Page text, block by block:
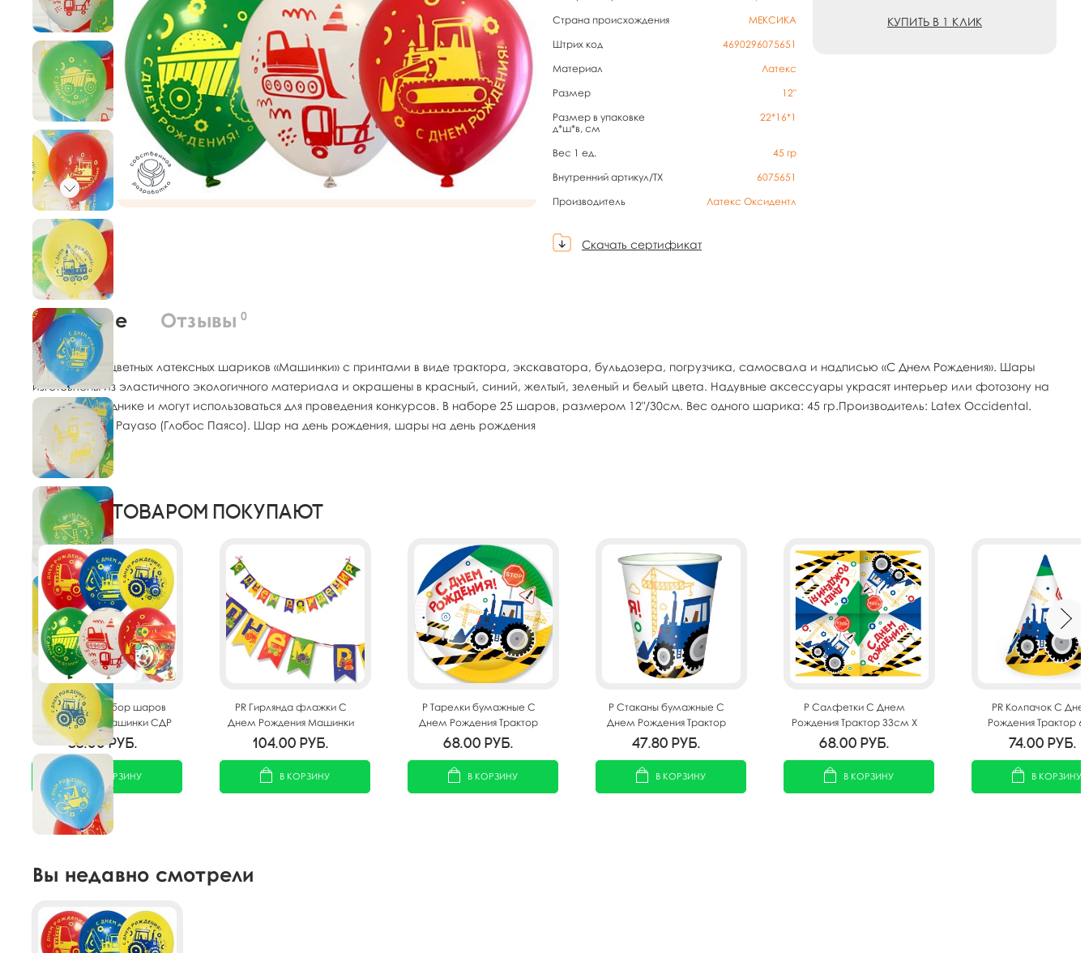
Страна происхождения
МЕКСИКА
Штрих код
4690296075651
Материал
Латекс
Размер
12"
Размер в упаковке
д*ш*в, см
22*16*1
Вес 1 ед. 45 гр
Внутренний артикул/TX
6075651
Производитель
Латекс Оксидентл
Скачать сертификат
КУПИТЬ В 1 КЛИК
О товаре Отзывы 0
Набор разноцветных латексных шариков «Машинки» с принтами в виде трактора, экскаватора, бульдозера, погрузчика, самосвала и надписью «С Днем Рождения». Шары
изготовлены из эластичного экологичного материала и окрашены в красный, синий, желтый, зеленый и белый цвета. Надувные аксессуары украсят интерьер или фотозону на
детском празднике и могут использоваться для проведения конкурсов. В наборе 25 шаров, размером 12"/30см. Вес одного шарика: 45 гр.Производитель: Latex Occidental.
Бренд: Globos Payaso (Глобос Паясо). Шар на день рождения, шары на день рождения
С этим товаром покупают
M 12"/30см Набор шаров
ассорти рис. Машинки СДР
5шт
83.00руб.
В КОРЗИНУ
PR Гирлянда флажки С
Днем Рождения Машинки
200см
104.00 руб.
В КОРЗИНУ
P Тарелки бумажные С
Днем Рождения Трактор
23см 6шт
68.00 руб.
В КОРЗИНУ
P Стаканы бумажные С
Днем Рождения Трактор
200мл 6шт
47.80 руб.
В КОРЗИНУ
P Салфетки С Днем
Рождения Трактор 33см X
33см 12шт
68.00 руб.
В КОРЗИНУ
PR Колпачок С
Рождения Трактор
74.00 руб.
В КОРЗИНУ
Вы недавно смотрели